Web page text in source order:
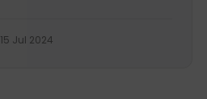
15 Jul 2024